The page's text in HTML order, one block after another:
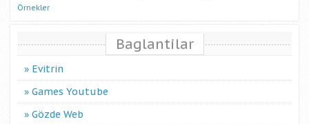
Örnekler
Baglantilar
Evitrin
Games Youtube
Gözde Web